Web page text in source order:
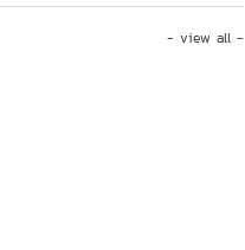
- view all -